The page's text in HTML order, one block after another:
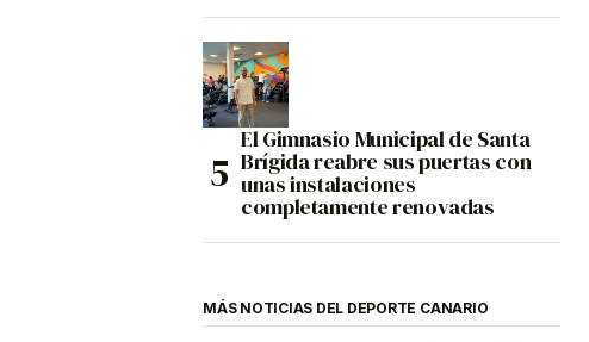
El Gimnasio Municipal de Santa
Brígida reabre sus puertas con
unas instalaciones
completamente renovadas
MÁS NOTICIAS DEL DEPORTE CANARIO